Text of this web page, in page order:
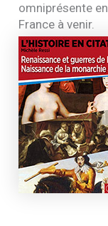
omniprésente
France à venir.